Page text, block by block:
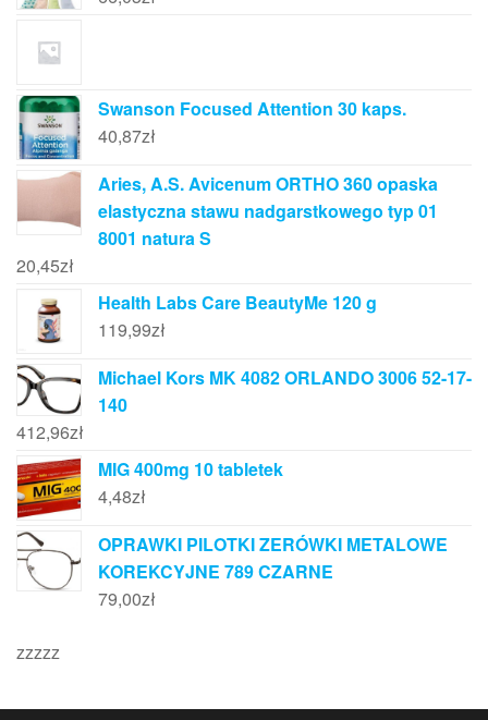
Swanson Focused Attention 30 kaps.
40,87zł
Aries, A.S. Avicenum ORTHO 360 opaska
elastyczna stawu nadgarstkowego typ 01
8001 natura S
20,45zł
Health Labs Care BeautyMe 120 g
119,99zł
Michael Kors MK 4082 ORLANDO 3006 52-17-
140
412,96zł
MIG 400mg 10 tabletek
4,48zł
OPRAWKI PILOTKI ZERÓWKI METALOWE
KOREKCYJNE 789 CZARNE
79,00zł
zzzzz